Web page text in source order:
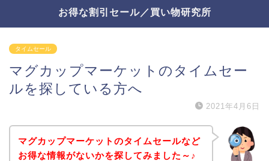
お得な割引セール／買い物研究所
タイムセール
マグカップマーケットのタイムセー
ルを探している方へ
2021年4月6日
マグカップマーケットのタイムセールなど
お得な情報がないかを探してみました～♪